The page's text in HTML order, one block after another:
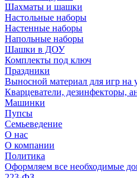
Шахматы и шашки
Настольные наборы
Настенные наборы
Напольные наборы
Шашки в ДОУ
Комплекты под ключ
Праздники
Выносной материал для игр на
Кварцеватели, дезинфекторы,
Машинки
Пупсы
Семьеведение
О нас
О компании
Политика
Оформляем все необходимые